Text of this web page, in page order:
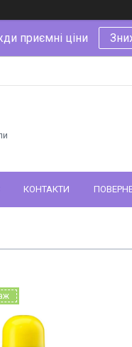
приємні ціни
КОНТАКТИ